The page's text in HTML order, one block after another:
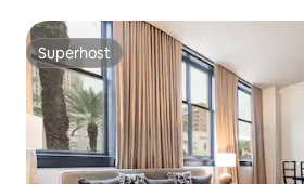
Superhost
Superhost